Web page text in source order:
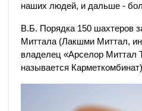
наших людей, и дальше -
В.Б. Порядка 150 шахтеров
Миттала (Лакшми Миттал,
владелец «Арселор Миттал
называется